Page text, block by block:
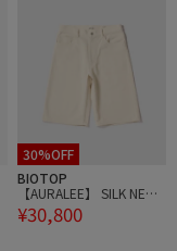
30%OFF
BIOTOP
【AURALEE】 SILK NEP
DENIM 5P WIDE SHORTS
¥30,800